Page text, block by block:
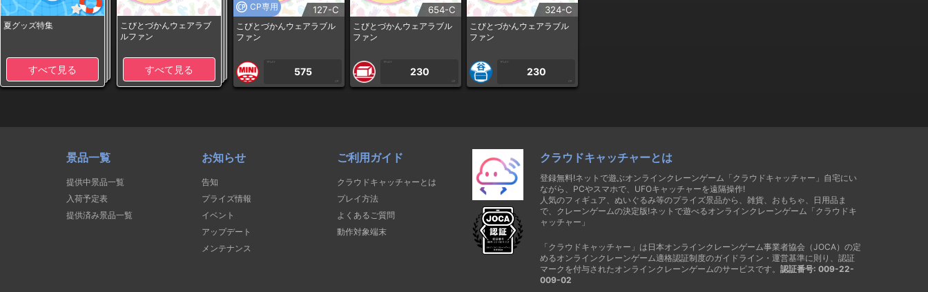
夏グッズ特集
すべて見る
こびとづかんウェアラブ
ルファン
すべて見る
CP専用 127-C
こびとづかんウェアラブル
ファン
1PLAY
575
CP
654-C
こびとづかんウェアラブル
ファン
1PLAY
230
CP
324-C
こびとづかんウェアラブル
ファン
1PLAY
230
CP
景品一覧
提供中景品一覧
入荷予定表
提供済み景品一覧
お知らせ
告知
プライズ情報
イベント
アップデート
メンテナンス
ご利用ガイド
クラウドキャッチャーとは
プレイ方法
よくあるご質問
動作対象端末
クラウドキャッチャーとは
登録無料!ネットで遊ぶオンラインクレーンゲーム「クラウドキャッチャー」自宅にい
ながら、PCやスマホで、UFOキャッチャーを遠隔操作!
人気のフィギュア、ぬいぐるみ等のプライズ景品から、雑貨、おもちゃ、日用品ま
で、クレーンゲームの決定版!ネットで遊べるオンラインクレーンゲーム「クラウドキ
ャッチャー」
「クラウドキャッチャー」は日本オンラインクレーンゲーム事業者協会（JOCA）の定
めるオンラインクレーンゲーム適格認証制度のガイドライン・運営基準に則り、認証
マークを付与されたオンラインクレーンゲームのサービスです。 認証番号: 009-22-
009-02